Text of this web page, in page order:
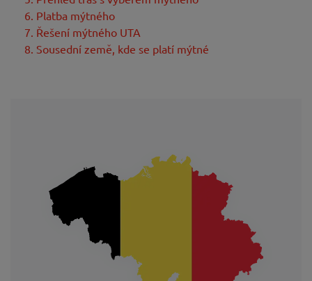
6. Platba mýtného
7. Řešení mýtného UTA
8. Sousední země, kde se platí mýtné